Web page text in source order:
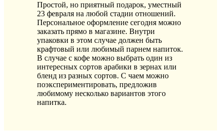
Простой, но приятный подарок, уместный
23 февраля на любой стадии отношений.
Персональное оформление сегодня можно
заказать прямо в магазине. Внутри
упаковки в этом случае должен быть
крафтовый или любимый парнем напиток.
В случае с кофе можно выбрать один из
интересных сортов арабики в зернах или
бленд из разных сортов. С чаем можно
поэкспериментировать, предложив
любимому несколько вариантов этого
напитка.